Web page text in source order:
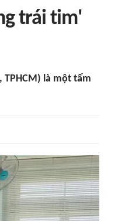
trái tim'
TPHCM) là một tấm